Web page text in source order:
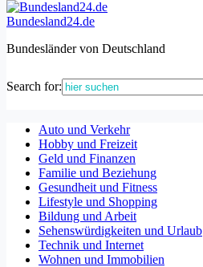
Bundesland24.de
Bundesländer von Deutschland
Search for:
Auto und Verkehr
Hobby und Freizeit
Geld und Finanzen
Familie und Beziehung
Gesundheit und Fitness
Lifestyle und Shopping
Bildung und Arbeit
Sehenswürdigkeiten und Urlaub
Technik und Internet
Wohnen und Immobilien